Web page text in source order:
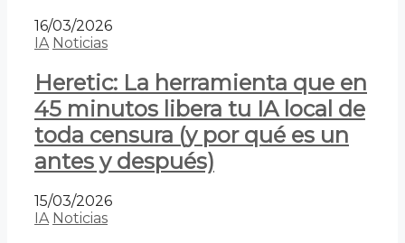
16/03/2026
IA Noticias
Heretic: La herramienta que en
45 minutos libera tu IA local de
toda censura (y por qué es un
antes y después)
15/03/2026
IA Noticias